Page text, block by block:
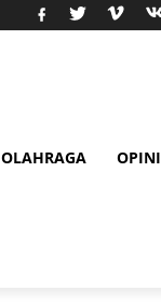
OLAHRAGA OPINI